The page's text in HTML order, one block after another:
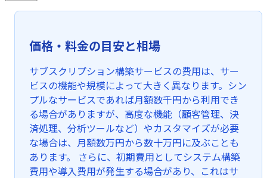
価格・料金の目安と相場
サブスクリプション構築サービスの費用は、サー
ビスの機能や規模によって大きく異なります。シン
プルなサービスであれば月額数千円から利用でき
る場合がありますが、高度な機能（顧客管理、決
済処理、分析ツールなど）やカスタマイズが必要
な場合は、月額数万円から数十万円に及ぶことも
あります。 さらに、初期費用としてシステム構築
費用や導入費用が発生する場合があり、これはサ